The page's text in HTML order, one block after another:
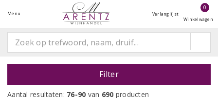
Menu Verlanglijst
0
Winkelwagen
Filter
Aantal resultaten: 76-90 van 690 producten